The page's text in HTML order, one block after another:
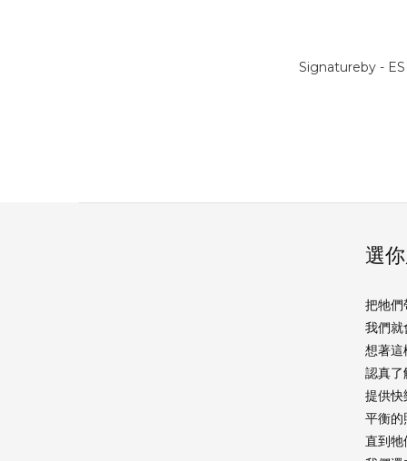
Signatureby - ES
選
把牠們
我們就
想著這
認真了
提供快
平衡的
直到牠